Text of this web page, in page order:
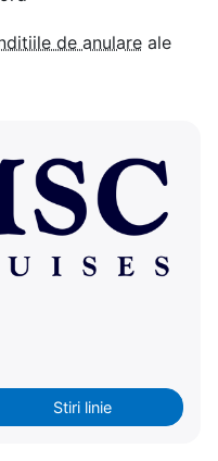
de anulare ale
Stiri linie